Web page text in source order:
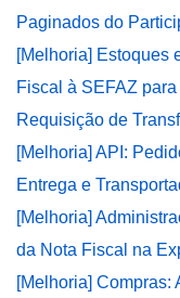
Paginados do
[Melhoria] Estoques
Fiscal à SEFAZ
Requisição de
[Melhoria] API:
Entrega e
[Melhoria]
da Nota Fiscal na
[Melhoria] Compras: